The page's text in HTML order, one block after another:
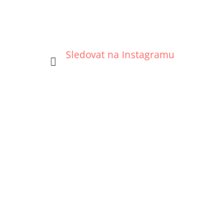
Sledovat na Instagramu